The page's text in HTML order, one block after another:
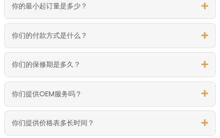
你的最小起订量是多少？
你们的付款方式是什么？
你们的保修期是多久？
你们提供OEM服务吗？
你们提供价格表多长时间？